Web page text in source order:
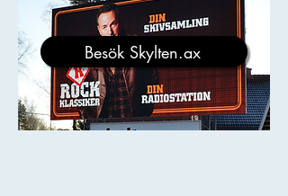
Besök Skylten.ax